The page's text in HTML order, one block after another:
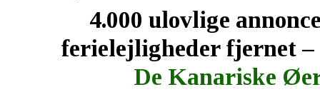
4.000 ulovlige
ferielejligheder fjernet –
De Kanariske